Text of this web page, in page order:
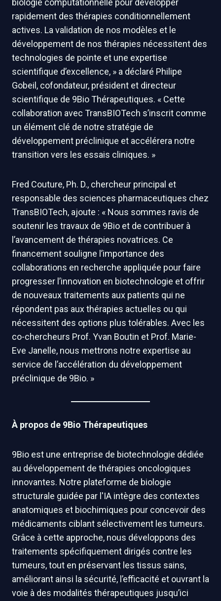
biologie computationnelle pour développer
rapidement des thérapies conditionnellement
actives. La validation de nos modèles et le
développement de nos thérapies nécessitent des
technologies de pointe et une expertise
scientifique d’excellence, » a déclaré Philipe
Gobeil, cofondateur, président et directeur
scientifique de 9Bio Thérapeutiques. « Cette
collaboration avec TransBIOTech s’inscrit comme
un élément clé de notre stratégie de
développement préclinique et accélérera notre
transition vers les essais cliniques. »
Fred Couture, Ph. D., chercheur principal et
responsable des sciences pharmaceutiques chez
TransBIOTech, ajoute : « Nous sommes ravis de
soutenir les travaux de 9Bio et de contribuer à
l’avancement de thérapies novatrices. Ce
financement souligne l’importance des
collaborations en recherche appliquée pour faire
progresser l’innovation en biotechnologie et offrir
de nouveaux traitements aux patients qui ne
répondent pas aux thérapies actuelles ou qui
nécessitent des options plus tolérables. Avec les
co-chercheurs Prof. Yvan Boutin et Prof. Marie-
Eve Janelle, nous mettrons notre expertise au
service de l’accélération du développement
préclinique de 9Bio. »
À propos de 9Bio Thérapeutiques
9Bio est une entreprise de biotechnologie dédiée
au développement de thérapies oncologiques
innovantes. Notre plateforme de biologie
structurale guidée par l'IA intègre des contextes
anatomiques et biochimiques pour concevoir des
médicaments ciblant sélectivement les tumeurs.
Grâce à cette approche, nous développons des
traitements spécifiquement dirigés contre les
tumeurs, tout en préservant les tissus sains,
améliorant ainsi la sécurité, l’efficacité et ouvrant la
voie à des modalités thérapeutiques jusqu’ici